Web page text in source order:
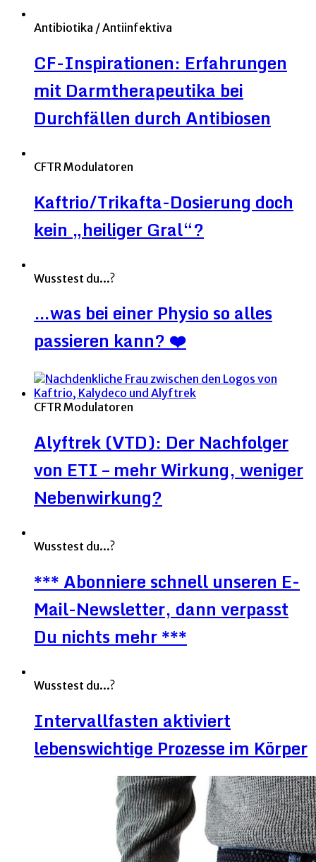
Antibiotika / Antiinfektiva
CF-Inspirationen: Erfahrungen
mit Darmtherapeutika bei
Durchfällen durch Antibiosen
CFTR Modulatoren
Kaftrio/Trikafta-Dosierung doch
kein „heiliger Gral“?
Wusstest du...?
…was bei einer Physio so alles
passieren kann? ❤️
CFTR Modulatoren
Alyftrek (VTD): Der Nachfolger
von ETI – mehr Wirkung, weniger
Nebenwirkung?
Wusstest du...?
*** Abonniere schnell unseren E-
Mail-Newsletter, dann verpasst
Du nichts mehr ***
Wusstest du...?
Intervallfasten aktiviert
lebenswichtige Prozesse im Körper